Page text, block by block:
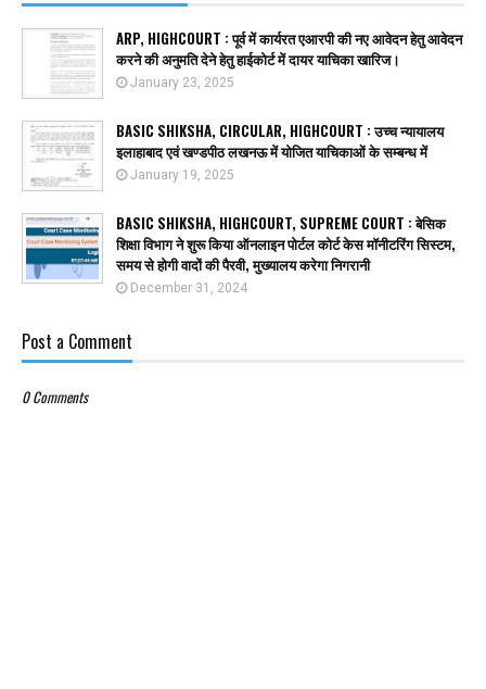
ARP, HIGHCOURT : पूर्व में कार्यरत एआरपी की नए आवेदन हेतु आवेदन
करने की अनुमति देने हेतु हाईकोर्ट में दायर याचिका खारिज।
January 23, 2025
BASIC SHIKSHA, CIRCULAR, HIGHCOURT : उच्च न्यायालय
इलाहाबाद एवं खण्डपीठ लखनऊ में योजित याचिकाओं के सम्बन्ध में
January 19, 2025
BASIC SHIKSHA, HIGHCOURT, SUPREME COURT : बेसिक
शिक्षा विभाग ने शुरू किया ऑनलाइन पोर्टल कोर्ट केस मॉनीटरिंग सिस्टम,
समय से होगी वादों की पैरवी, मुख्यालय करेगा निगरानी
December 31, 2024
Post a Comment
0 Comments